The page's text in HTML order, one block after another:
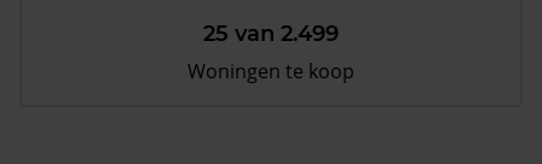
25 van 2.499
Woningen te koop